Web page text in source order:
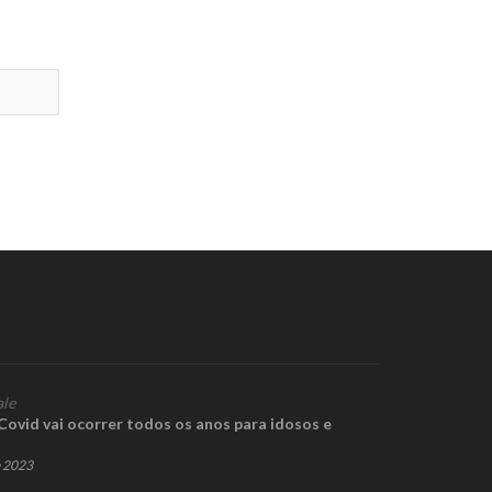
vai ocorrer todos os anos para idosos e
2023